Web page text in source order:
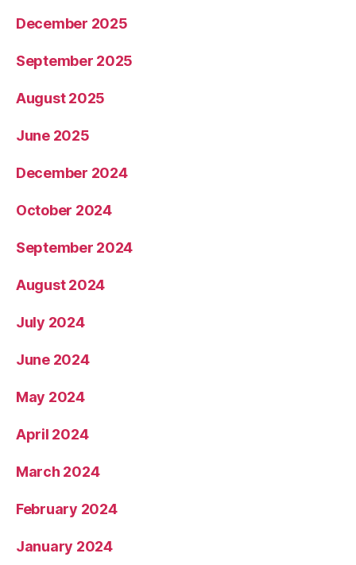
December 2025
September 2025
August 2025
June 2025
December 2024
October 2024
September 2024
August 2024
July 2024
June 2024
May 2024
April 2024
March 2024
February 2024
January 2024